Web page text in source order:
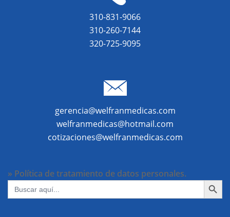
310-831-9066
310-260-7144
320-725-9095
gerencia@welfranmedicas.com
welfranmedicas@hotmail.com
cotizaciones@welfranmedicas.com
» Política de tratamiento de datos personales.
Buscar:
BOTÓN DE